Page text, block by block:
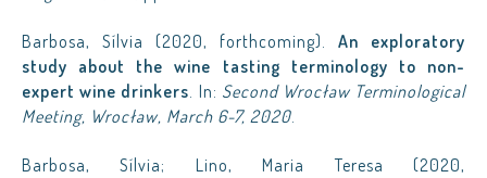
Barbosa, Sílvia (2020, forthcoming). An exploratory
study about the wine tasting terminology to non-
expert wine drinkers. In: Second Wrocław Terminological
Meeting, Wrocław, March 6-7, 2020.
Barbosa, Sílvia; Lino, Maria Teresa (2020,